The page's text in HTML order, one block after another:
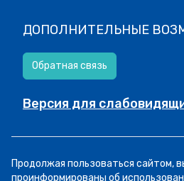
ДОПОЛНИТЕЛЬНЫЕ
Обратная связь
Версия для
Все права защищены.
Продолжая пользоваться сайтом,
проинформированы об